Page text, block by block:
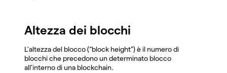
Altezza dei blocchi
L'altezza del blocco (“block height”) è il numero di
blocchi che precedono un determinato blocco
all'interno di una blockchain.